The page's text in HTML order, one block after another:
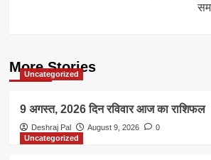
More Stories
Uncategorized
9 अगस्त, 2026 दिन रविवार आज का राशिफल
Deshraj Pal August 9, 2026
0
Uncategorized